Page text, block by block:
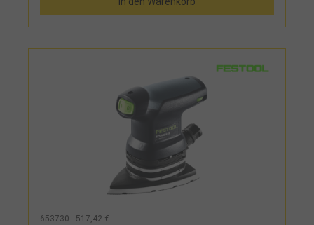
Schleifschuh 80 mm x 130 mm, Festool
PROTECTOR, Longlife-Staubfangbeutel und
653730 - 517,42 €